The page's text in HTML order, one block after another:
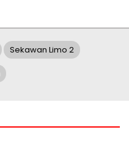
Sekawan Limo 2